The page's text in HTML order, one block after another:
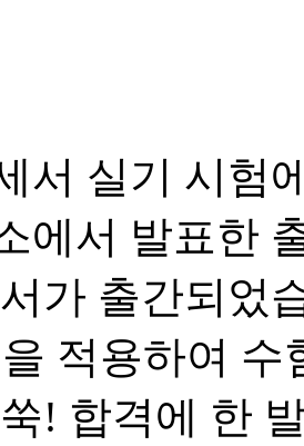
서 실기 시험
에서 발표한
가 출간되었
적용하여
! 합격에 한